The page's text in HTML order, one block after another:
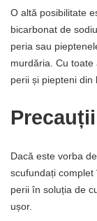
O altă posibilitate
bicarbonat de
peria sau
murdăria. Cu
perii și piepteni din
Precauții
Dacă este vorba
scufundați
perii în soluția de
ușor.